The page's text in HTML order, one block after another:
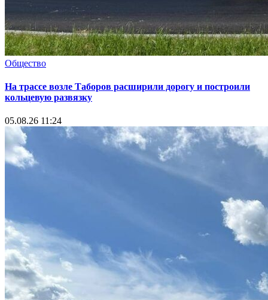
Общество
На трассе возле Таборов расширили дорогу и построили
кольцевую развязку
05.08.26 11:24